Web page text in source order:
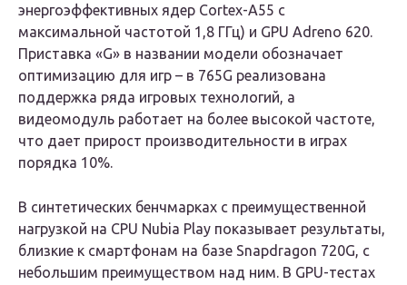
энергоэффективных ядер Cortex-A55 с
максимальной частотой 1,8 ГГц) и GPU Adreno 620.
Приставка «G» в названии модели обозначает
оптимизацию для игр – в 765G реализована
поддержка ряда игровых технологий, а
видеомодуль работает на более высокой частоте,
что дает прирост производительности в играх
порядка 10%.
В синтетических бенчмарках с преимущественной
нагрузкой на CPU Nubia Play показывает результаты,
близкие к смартфонам на базе Snapdragon 720G, с
небольшим преимуществом над ним. В GPU-тестах